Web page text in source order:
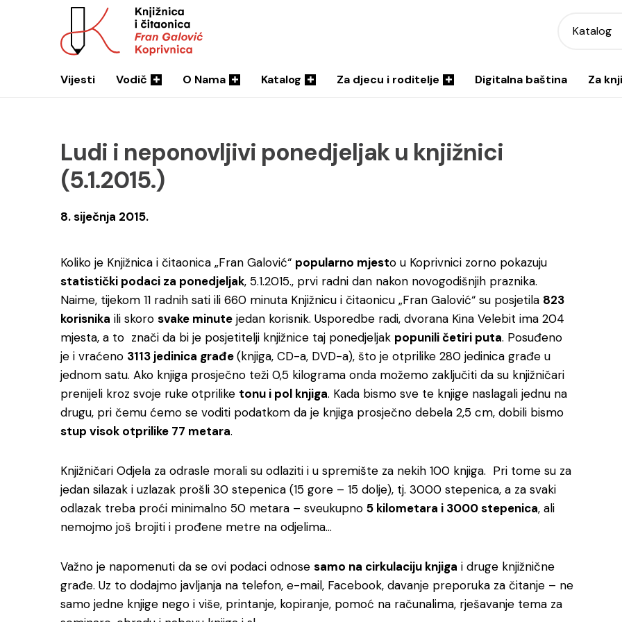
Katalog
Vijesti Vodič O Nama Katalog Za djecu i roditelje Digitalna baština Za
Ludi i neponovljivi ponedjeljak u knjižnici
(5.1.2015.)
8. siječnja 2015.
Koliko je Knjižnica i čitaonica „Fran Galović“ popularno mjesto u Koprivnici zorno pokazuju
statistički podaci za ponedjeljak, 5.1.2015., prvi radni dan nakon novogodišnjih praznika.
Naime, tijekom 11 radnih sati ili 660 minuta Knjižnicu i čitaonicu „Fran Galović“ su posjetila 823
korisnika ili skoro svake minute jedan korisnik. Usporedbe radi, dvorana Kina Velebit ima 204
mjesta, a to znači da bi je posjetitelji knjižnice taj ponedjeljak popunili četiri puta. Posuđeno
je i vraćeno 3113 jedinica građe(knjiga, CD-a, DVD-a), što je otprilike 280 jedinica građe u
jednom satu. Ako knjiga prosječno teži 0,5 kilograma onda možemo zaključiti da su knjižničari
prenijeli kroz svoje ruke otprilike tonu i pol knjiga. Kada bismo sve te knjige naslagali jednu na
drugu, pri čemu ćemo se voditi podatkom da je knjiga prosječno debela 2,5 cm, dobili bismo
stup visok otprilike 77 metara.
Knjižničari Odjela za odrasle morali su odlaziti i u spremište za nekih 100 knjiga. Pri tome su za
jedan silazak i uzlazak prošli 30 stepenica (15 gore – 15 dolje), tj. 3000 stepenica, a za svaki
odlazak treba proći minimalno 50 metara – sveukupno 5 kilometara i 3000 stepenica, ali
nemojmo još brojiti i prođene metre na odjelima…
Važno je napomenuti da se ovi podaci odnose samo na cirkulaciju knjiga i druge knjižnične
građe. Uz to dodajmo javljanja na telefon, e-mail, Facebook, davanje preporuka za čitanje – ne
samo jedne knjige nego i više, printanje, kopiranje, pomoć na računalima, rješavanje tema za